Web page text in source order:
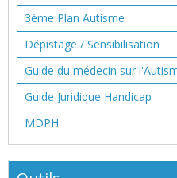
3ème Plan Autisme
Dépistage / Sensibilisation
Guide du médecin sur
Guide Juridique Handicap
MDPH